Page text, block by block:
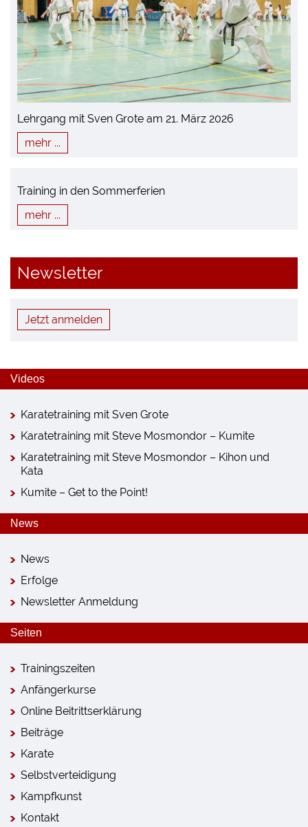
Lehrgang mit Sven Grote am 21. März 2026
mehr ...
Training in den Sommerferien
mehr ...
Newsletter
Jetzt anmelden
Videos
Karatetraining mit Sven Grote
Karatetraining mit Steve Mosmondor – Kumite
Karatetraining mit Steve Mosmondor – Kihon und
Kata
Kumite – Get to the Point!
News
News
Erfolge
Newsletter Anmeldung
Seiten
Trainingszeiten
Anfängerkurse
Online Beitrittserklärung
Beiträge
Karate
Selbstverteidigung
Kampfkunst
Kontakt